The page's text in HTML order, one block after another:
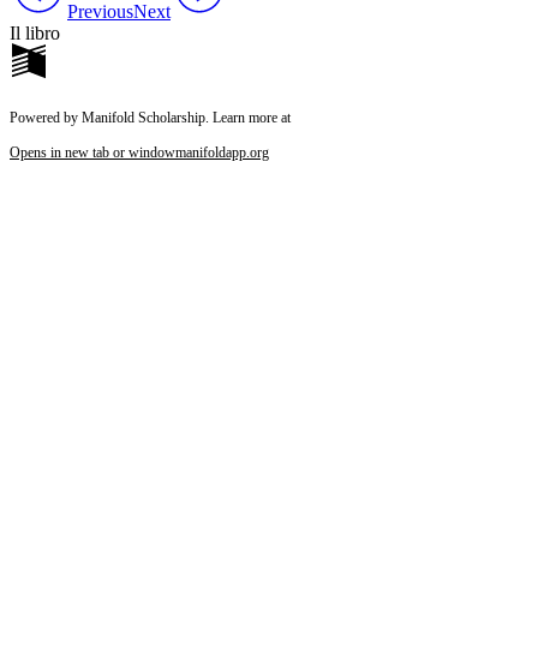
PreviousNext
Il libro
Powered by Manifold Scholarship. Learn more at
Opens in new tab or windowmanifoldapp.org